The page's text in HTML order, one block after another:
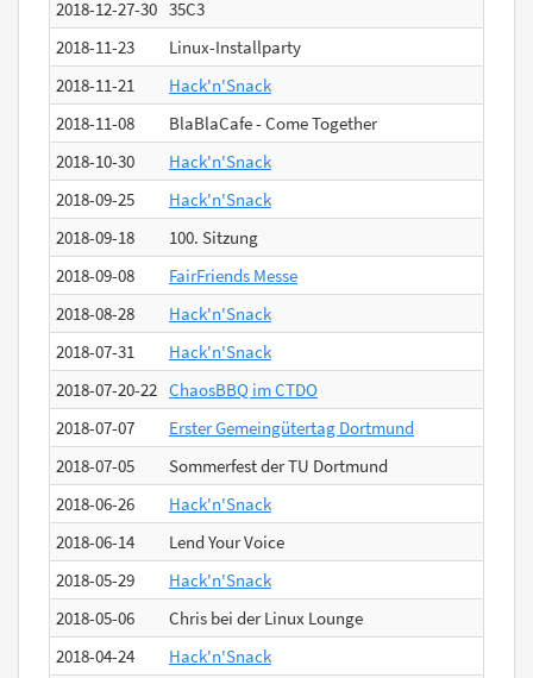
2018-12-27-30 35C3
2018-11-23
Linux-Installparty
2018-11-21
Hack'n'Snack
2018-11-08
BlaBlaCafe - Come Together
2018-10-30
Hack'n'Snack
2018-09-25
Hack'n'Snack
2018-09-18
100. Sitzung
2018-09-08
FairFriends Messe
2018-08-28
Hack'n'Snack
2018-07-31
Hack'n'Snack
2018-07-20-22 ChaosBBQ im CTDO
2018-07-07
Erster Gemeingütertag Dortmund
2018-07-05
Sommerfest der TU Dortmund
2018-06-26
Hack'n'Snack
2018-06-14
Lend Your Voice
2018-05-29
Hack'n'Snack
2018-05-06
Chris bei der Linux Lounge
2018-04-24
Hack'n'Snack